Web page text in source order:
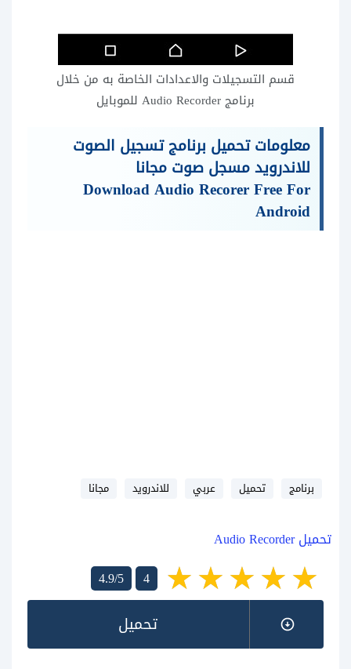
قسم التسجيلات والاعدادات الخاصة به من خلال
برنامج Audio Recorder للموبايل
معلومات تحميل برنامج تسجيل الصوت
للاندرويد مسجل صوت مجانا
Download Audio Recorer Free For
Android
برنامج تحميل عربي للاندرويد مجانا
تحميل Audio Recorder
4.9/5
4
تحميل